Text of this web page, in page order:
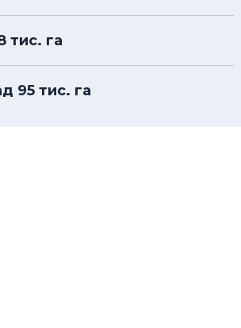
тис. га
95 тис. га